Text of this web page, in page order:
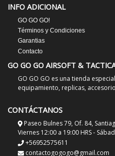
INFO ADICIONAL
GO GO GO!
Términos y Condiciones
Garantias
Contacto
GO GO GO AIRSOFT &
GO GO GO es una tienda
equipamiento, replicas,
CONTÁCTANOS
Paseo Bulnes 79, Of. 84,
Viernes 12:00 a 19:00 HRS -
+56952575611
contactogogogo@gmail.com